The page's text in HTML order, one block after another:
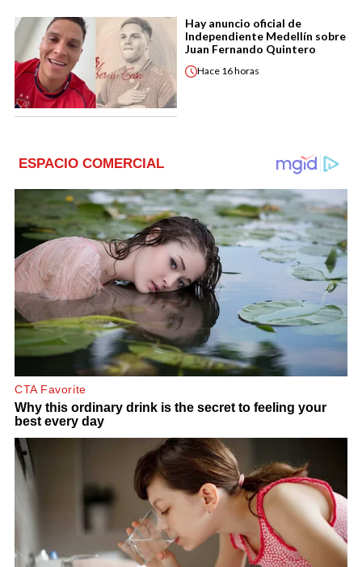
Hay anuncio oficial de
Independiente Medellín sobre
Juan Fernando Quintero
Hace 16 horas